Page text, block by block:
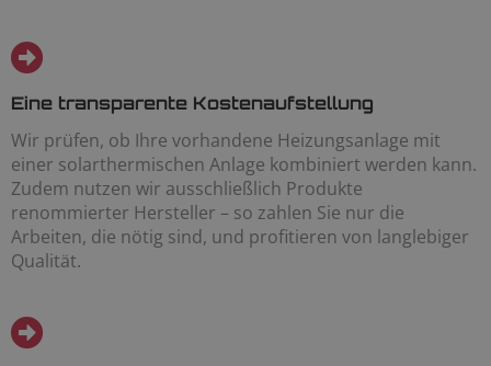
Eine transparente Kostenaufstellung
Wir prüfen, ob Ihre vorhandene Heizungsanlage mit
einer solarthermischen Anlage kombiniert werden kann.
Zudem nutzen wir ausschließlich Produkte
renommierter Hersteller – so zahlen Sie nur die
Arbeiten, die nötig sind, und profitieren von langlebiger
Qualität.